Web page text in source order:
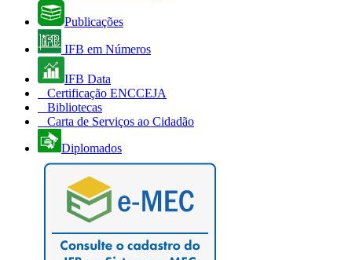
Publicações
IFB em Números
IFB Data
Certificação ENCCEJA
Bibliotecas
Carta de Serviços ao Cidadão
Diplomados